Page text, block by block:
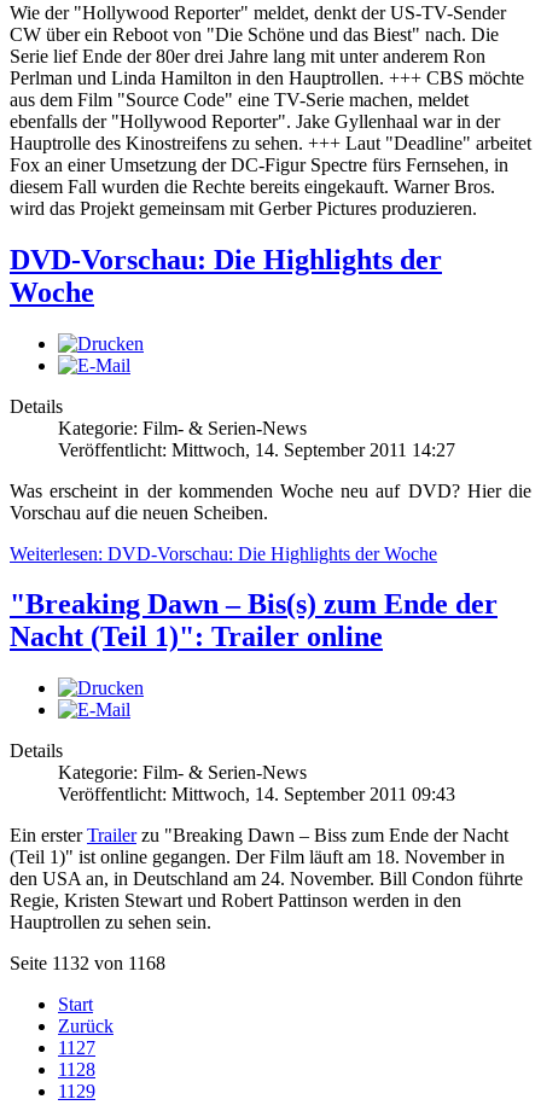
Wie der "Hollywood Reporter" meldet, denkt der US-TV-Sender
CW über ein Reboot von "Die Schöne und das Biest" nach. Die
Serie lief Ende der 80er drei Jahre lang mit unter anderem Ron
Perlman und Linda Hamilton in den Hauptrollen. +++ CBS möchte
aus dem Film "Source Code" eine TV-Serie machen, meldet
ebenfalls der "Hollywood Reporter". Jake Gyllenhaal war in der
Hauptrolle des Kinostreifens zu sehen. +++ Laut "Deadline" arbeitet
Fox an einer Umsetzung der DC-Figur Spectre fürs Fernsehen, in
diesem Fall wurden die Rechte bereits eingekauft. Warner Bros.
wird das Projekt gemeinsam mit Gerber Pictures produzieren.
DVD-Vorschau: Die Highlights der
Woche
Details
Kategorie: Film- & Serien-News
Veröffentlicht: Mittwoch, 14. September 2011 14:27
Was erscheint in der kommenden Woche neu auf DVD? Hier die
Vorschau auf die neuen Scheiben.
Weiterlesen: DVD-Vorschau: Die Highlights der Woche
"Breaking Dawn – Bis(s) zum Ende der
Nacht (Teil 1)": Trailer online
Details
Kategorie: Film- & Serien-News
Veröffentlicht: Mittwoch, 14. September 2011 09:43
Ein ersterTrailerzu "Breaking Dawn – Biss zum Ende der Nacht
(Teil 1)" ist online gegangen. Der Film läuft am 18. November in
den USA an, in Deutschland am 24. November. Bill Condon führte
Regie, Kristen Stewart und Robert Pattinson werden in den
Hauptrollen zu sehen sein.
Seite 1132 von 1168
Start
Zurück
1127
1128
1129